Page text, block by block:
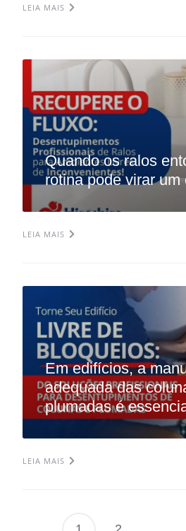
LEIA MAIS
Quando os ralos
rotina pode virar um
LEIA MAIS
Em edifícios, a
adequada das
plumadas é
LEIA MAIS